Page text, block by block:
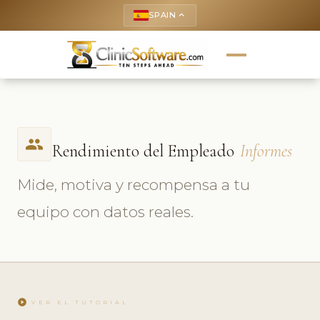
SPAIN keyboard_arrow_up
people Rendimiento del Empleado Informes
Mide, motiva y recompensa a tu
equipo con datos reales.
play_circle VER EL TUTORIAL